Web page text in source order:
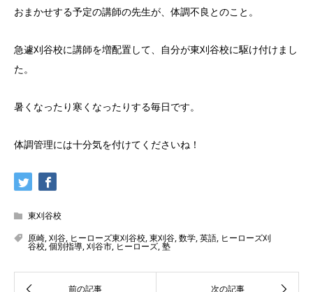
おまかせする予定の講師の先生が、体調不良とのこと。
急遽刈谷校に講師を増配置して、自分が東刈谷校に駆け付けまし
た。
暑くなったり寒くなったりする毎日です。
体調管理には十分気を付けてくださいね！
東刈谷校
原崎,刈谷, ヒーローズ東刈谷校,東刈谷,数学,英語, ヒーローズ刈
谷校,個別指導,刈谷市,ヒーローズ,塾